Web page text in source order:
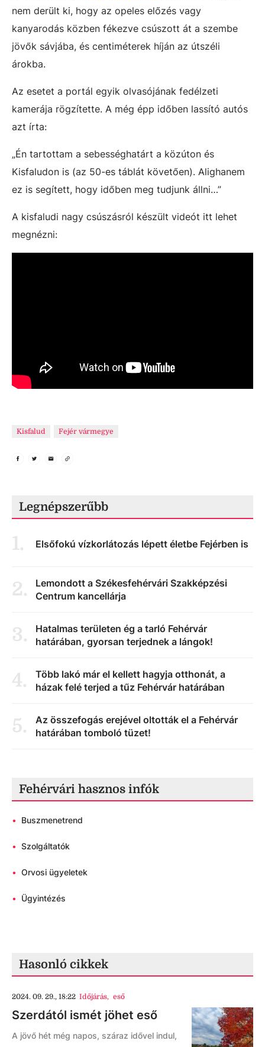
nem derült ki, hogy az opeles előzés vagy
kanyarodás közben fékezve csúszott át a szembe
jövők sávjába, és centiméterek híján az útszéli
árokba.
Az esetet a portál egyik olvasójának fedélzeti
kamerája rögzítette. A még épp időben lassító autós
azt írta:
„Én tartottam a sebességhatárt a közúton és
Kisfaludon is (az 50-es táblát követően). Alighanem
ez is segített, hogy időben meg tudjunk állni…”
A kisfaludi nagy csúszásról készült videót itt lehet
megnézni:
Kisfalud Fejér vármegye
Legnépszerűbb
1. Elsőfokú vízkorlátozás lépett életbe Fejérben is
2.
Lemondott a Székesfehérvári Szakképzési
Centrum kancellárja
3.
Hatalmas területen ég a tarló Fehérvár
határában, gyorsan terjednek a lángok!
4.
Több lakó már el kellett hagyja otthonát, a
házak felé terjed a tűz Fehérvár határában
5.
Az összefogás erejével oltották el a Fehérvár
határában tomboló tüzet!
Fehérvári hasznos infók
• Buszmenetrend
• Szolgáltatók
• Orvosi ügyeletek
• Ügyintézés
Hasonló cikkek
2024. 09. 29., 18:22 Időjárás, eső
Szerdától ismét jöhet eső
A jövő hét még napos, száraz idővel indul,